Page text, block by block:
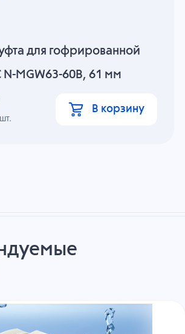
для гофрированной
N-MGW63-60B, 61 мм
шт.
В корзину